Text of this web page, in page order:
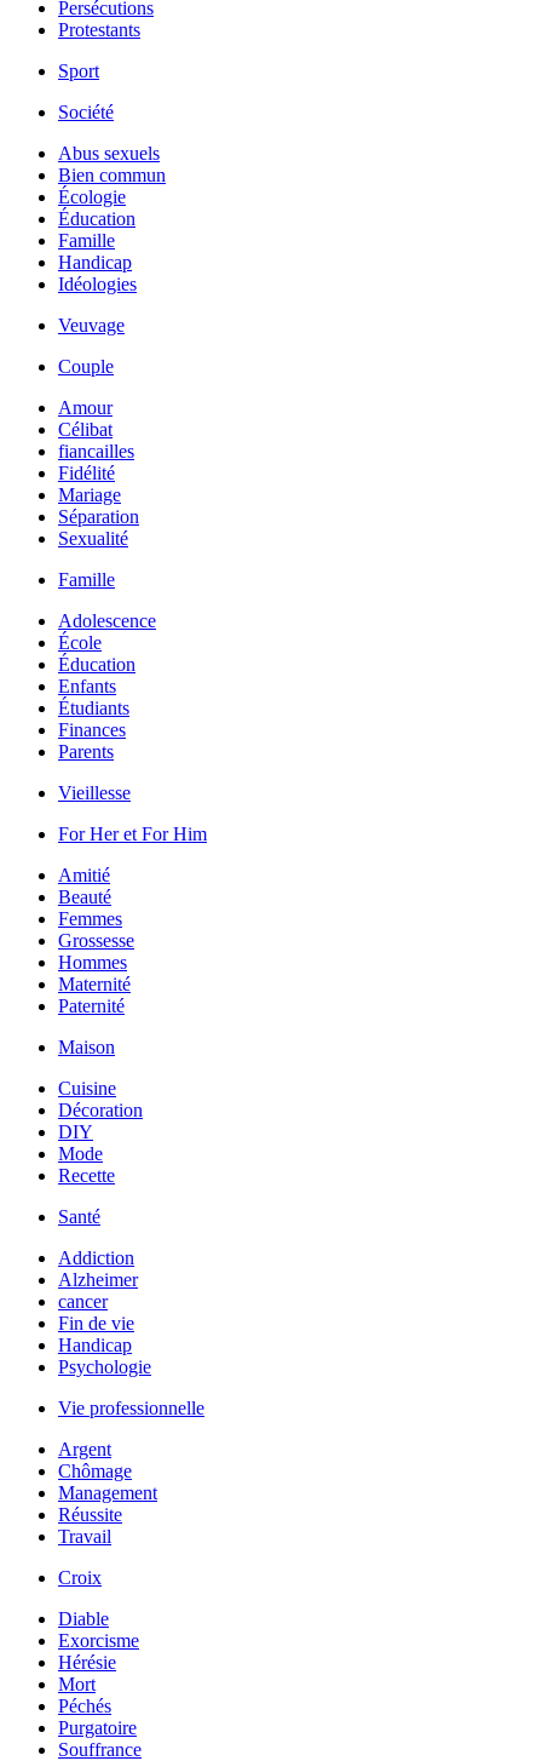
Persécutions
Protestants
Sport
Société
Abus sexuels
Bien commun
Écologie
Éducation
Famille
Handicap
Idéologies
Veuvage
Couple
Amour
Célibat
fiancailles
Fidélité
Mariage
Séparation
Sexualité
Famille
Adolescence
École
Éducation
Enfants
Étudiants
Finances
Parents
Vieillesse
For Her et For Him
Amitié
Beauté
Femmes
Grossesse
Hommes
Maternité
Paternité
Maison
Cuisine
Décoration
DIY
Mode
Recette
Santé
Addiction
Alzheimer
cancer
Fin de vie
Handicap
Psychologie
Vie professionnelle
Argent
Chômage
Management
Réussite
Travail
Croix
Diable
Exorcisme
Hérésie
Mort
Péchés
Purgatoire
Souffrance